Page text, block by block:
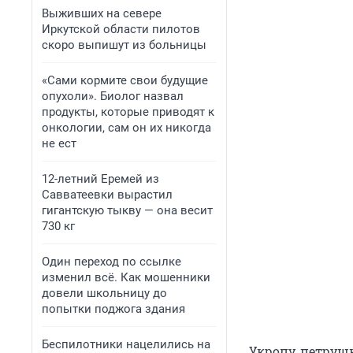
Выживших на севере
Иркутской области пилотов
скоро выпишут из больницы
«Сами кормите свои будущие
опухоли». Биолог назвал
продукты, которые приводят к
онкологии, сам он их никогда
не ест
12-летний Еремей из
Савватеевки вырастил
гигантскую тыкву — она весит
730 кг
Один переход по ссылке
изменил всё. Как мошенники
довели школьницу до
попытки поджога здания
Беспилотники нацелились на